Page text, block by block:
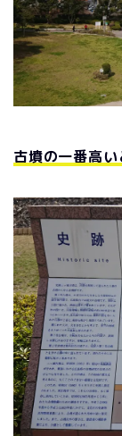
古墳の一番高い